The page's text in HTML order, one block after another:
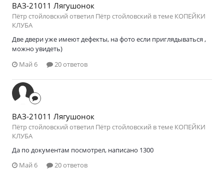
ВАЗ-21011 Лягушонок
Пётр стойловский ответил Пётр стойловский в теме КОПЕЙКИ
КЛУБА
Две двери уже имеют дефекты, на фото если приглядываться ,
можно увидеть)
Май 6
20 ответов
ВАЗ-21011 Лягушонок
Пётр стойловский ответил Пётр стойловский в теме КОПЕЙКИ
КЛУБА
Да по документам посмотрел, написано 1300
Май 6
20 ответов